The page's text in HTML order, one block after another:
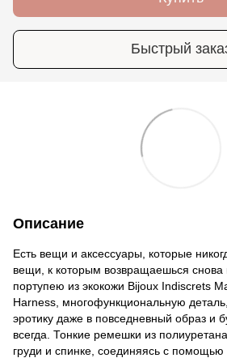
Быстрый
Описание
Есть вещи и аксессуары, которые
вещи, к которым возвращаешься снова
портупею из экокожи Bijoux Indiscrets
Harness, многофункциональную
эротику даже в повседневный образ и
всегда. Тонкие ремешки из
груди и спинке, соединяясь с помощью